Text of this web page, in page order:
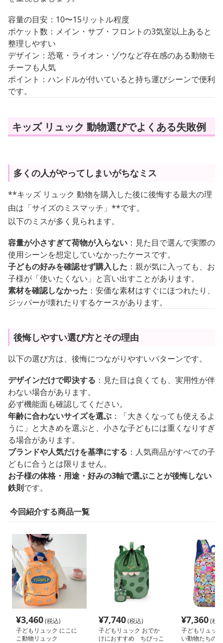
容量の目安：10〜15リットル程度
ポケット数：メイン・サブ・フロントの3気室以上あると
整理しやすい
デザイン：恐竜・ライオン・ゾウなど存在感のある動物モ
チーフも人気
ポイント：ハンドルが付いていると持ち運びシーンで便利
です。
キッズ リュック 動物選びでよくある失敗例
多くの人がやってしまいがちなミス
**キッズ リュック 動物を購入した後に後悔する最大の理
由は「サイズのミスマッチ」**です。
以下のミスが多く見られます。
容量が小さすぎて荷物が入らない ：見た目で選んで実際の
使用シーンを想定していなかったケースです。
子どもの好みを確認せず購入した ：親が気に入っても、お
子様が「使いたくない」と言い出すことがあります。
素材を確認しなかった ：安価な素材はすぐにほつれたり、
ジッパーが壊れたりするケースがあります。
後悔しやすい選び方とその理由
以下の選び方は、後悔につながりやすいパターンです。
デザインだけで即決する ：見た目は良くても、実用性が伴
わない場合があります。
必ず機能面も確認してください。
年齢に合わないサイズを選ぶ ：「大きくなっても使えるよ
うに」と大きめを選ぶと、小さな子どもには重くなりすぎ
る場合があります。
ブランドや人気だけを基準にする ：人気商品がすべての子
どもに合うとは限りません。
お子様の体格・用途・好みの3軸で選ぶことが後悔しない
鉄則です。
今回紹介する商品一覧
¥3,460(税込)
子どもリュック にこに
こ動物リュック
¥7,740(税込)
子どもリュック おでか
けにおすすめ ちびっこ
¥7,360(税
子どもリュッ
い動物たちの